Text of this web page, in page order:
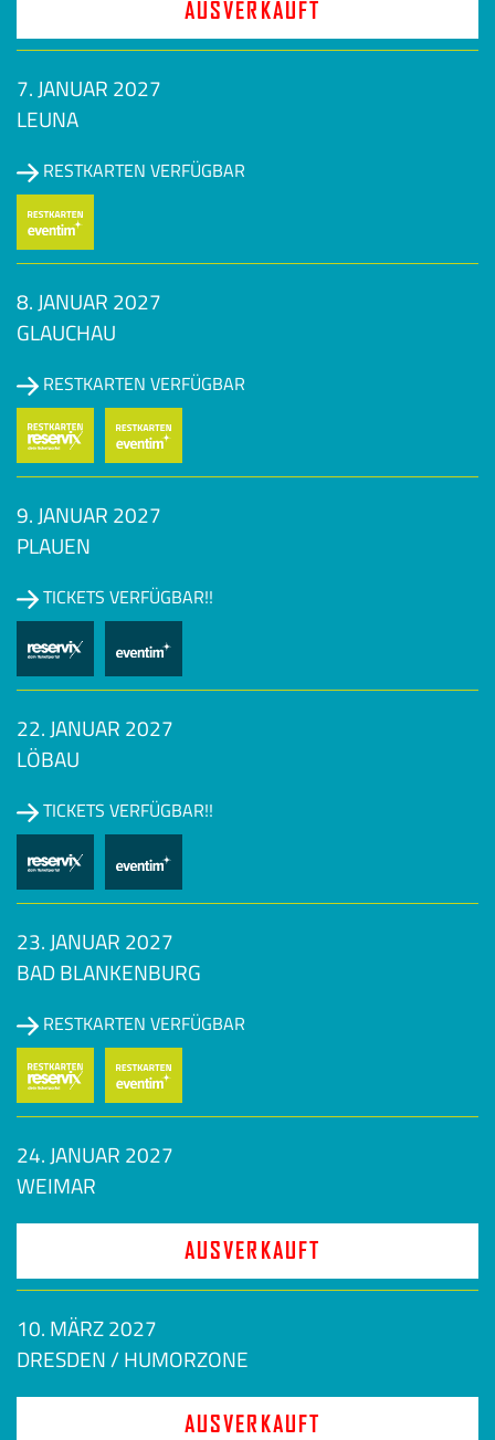
AUSVERKAUFT
7. JANUAR 2027
LEUNA
RESTKARTEN VERFÜGBAR
8. JANUAR 2027
GLAUCHAU
RESTKARTEN VERFÜGBAR
9. JANUAR 2027
PLAUEN
TICKETS VERFÜGBAR!!
22. JANUAR 2027
LÖBAU
TICKETS VERFÜGBAR!!
23. JANUAR 2027
BAD BLANKENBURG
RESTKARTEN VERFÜGBAR
24. JANUAR 2027
WEIMAR
AUSVERKAUFT
10. MÄRZ 2027
DRESDEN / HUMORZONE
AUSVERKAUFT